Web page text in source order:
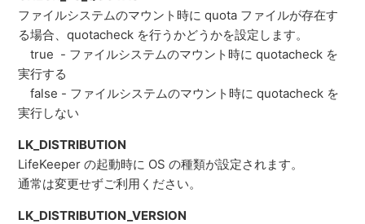
ファイルシステムのマウント時に quota ファイルが存在す
る場合、quotacheck を行うかどうかを設定します。
true - ファイルシステムのマウント時に quotacheck を
実行する
false - ファイルシステムのマウント時に quotacheck を
実行しない
LK_DISTRIBUTION
LifeKeeper の起動時に OS の種類が設定されます。
通常は変更せずご利用ください。
LK_DISTRIBUTION_VERSION